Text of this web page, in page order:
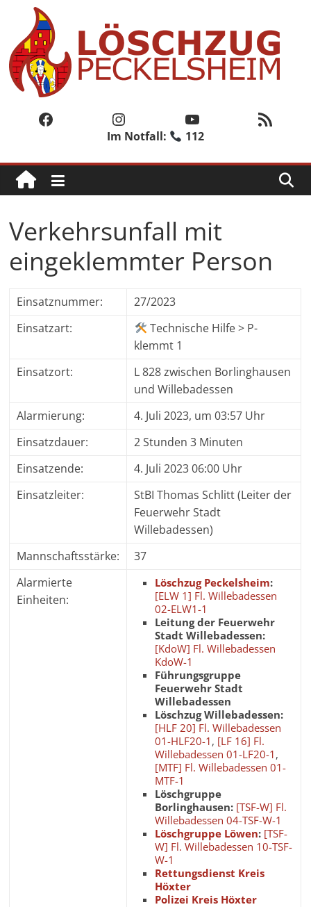
springen
Löschzug
Peckelsheim
Löschzug
der
Feuerwehr
der
Stadt
Willebadessen
Facebook Instagram YouTube RSS-Feed
Im Notfall: 112
Verkehrsunfall mit
eingeklemmter Person
Einsatznummer:
27/2023
Einsatzart:
Technische Hilfe > P-
klemmt 1
Einsatzort:
L 828 zwischen Borlinghausen
und Willebadessen
Alarmierung:
4. Juli 2023, um 03:57 Uhr
Einsatzdauer:
2 Stunden 3 Minuten
Einsatzende:
4. Juli 2023 06:00 Uhr
Einsatzleiter:
StBI Thomas Schlitt (Leiter der
Feuerwehr Stadt
Willebadessen)
Mannschaftsstärke:
37
Alarmierte
Einheiten:
Löschzug Peckelsheim:
[ELW 1] Fl. Willebadessen
02-ELW1-1
Leitung der Feuerwehr
Stadt Willebadessen:
[KdoW] Fl. Willebadessen
KdoW-1
Führungsgruppe
Feuerwehr Stadt
Willebadessen
Löschzug Willebadessen:
[HLF 20] Fl. Willebadessen
01-HLF20-1 , [LF 16] Fl.
Willebadessen 01-LF20-1 ,
[MTF] Fl. Willebadessen 01-
MTF-1
Löschgruppe
Borlinghausen: [TSF-W] Fl.
Willebadessen 04-TSF-W-1
Löschgruppe Löwen: [TSF-
W] Fl. Willebadessen 10-TSF-
W-1
Rettungsdienst Kreis
Höxter
Polizei Kreis Höxter